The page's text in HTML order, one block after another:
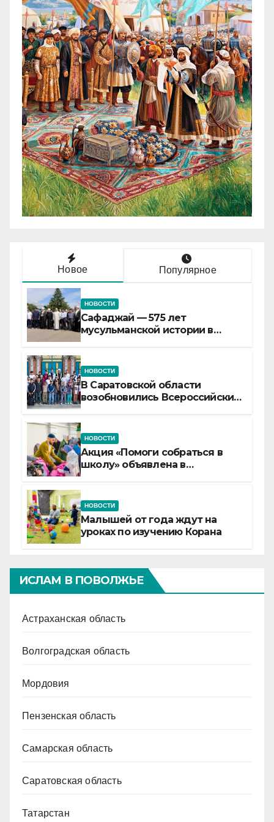
Новое Популярное
НОВОСТИ
Сафаджай — 575 лет
мусульманской истории в
НОВОСТИ
В Саратовской области
возобновились Всероссийские
НОВОСТИ
Акция «Помоги собраться в
школу» объявлена в
НОВОСТИ
Малышей от года ждут на
уроках по изучению Корана
ИСЛАМ В ПОВОЛЖЬЕ
Астраханская область
Волгоградская область
Мордовия
Пензенская область
Самарская область
Саратовская область
Татарстан